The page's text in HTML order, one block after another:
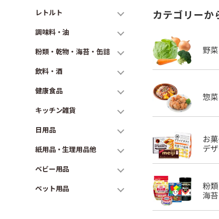
レトルト
調味料・油
粉類・乾物・海苔・缶詰
飲料・酒
健康食品
キッチン雑貨
日用品
紙用品・生理用品他
ベビー用品
ペット用品
カテゴリーか